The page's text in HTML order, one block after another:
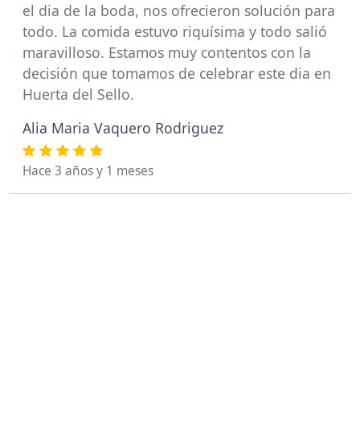
el dia de la boda, nos ofrecieron solución para
todo. La comida estuvo riquísima y todo salió
maravilloso. Estamos muy contentos con la
decisión que tomamos de celebrar este dia en
Huerta del Sello.
Alia Maria Vaquero Rodriguez
Hace 3 años y 1 meses